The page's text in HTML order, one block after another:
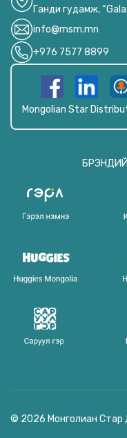
Ганди гудамж,
info@msm.mn
+976 7577 8899
Mongolian Star
© 2026 Монголиан